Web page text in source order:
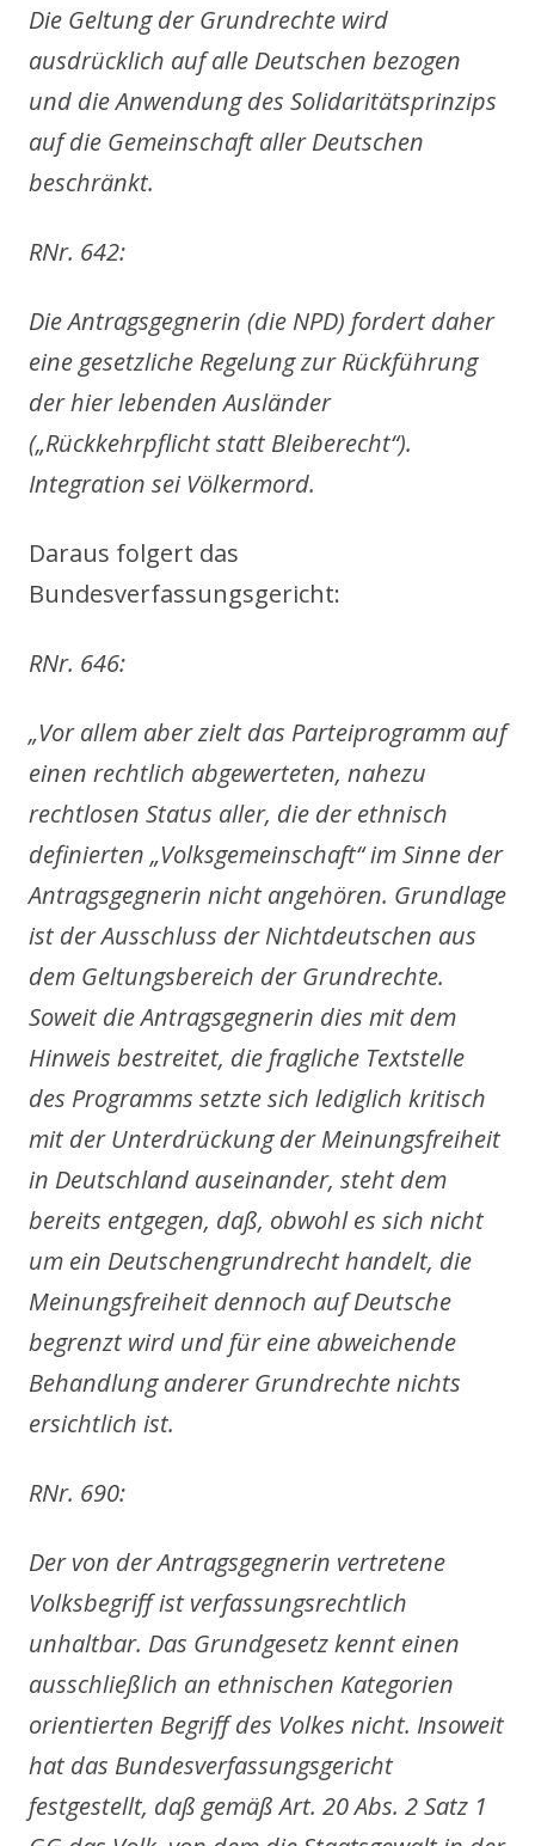
Die Geltung der Grundrechte wird
ausdrücklich auf alle Deutschen bezogen
und die Anwendung des Solidaritätsprinzips
auf die Gemeinschaft aller Deutschen
beschränkt.
RNr. 642:
Die Antragsgegnerin (die NPD) fordert daher
eine gesetzliche Regelung zur Rückführung
der hier lebenden Ausländer
(„Rückkehrpflicht statt Bleiberecht“).
Integration sei Völkermord.
Daraus folgert das
Bundesverfassungsgericht:
RNr. 646:
„Vor allem aber zielt das Parteiprogramm auf
einen rechtlich abgewerteten, nahezu
rechtlosen Status aller, die der ethnisch
definierten „Volksgemeinschaft“ im Sinne der
Antragsgegnerin nicht angehören. Grundlage
ist der Ausschluss der Nichtdeutschen aus
dem Geltungsbereich der Grundrechte.
Soweit die Antragsgegnerin dies mit dem
Hinweis bestreitet, die fragliche Textstelle
des Programms setzte sich lediglich kritisch
mit der Unterdrückung der Meinungsfreiheit
in Deutschland auseinander, steht dem
bereits entgegen, daß, obwohl es sich nicht
um ein Deutschengrundrecht handelt, die
Meinungsfreiheit dennoch auf Deutsche
begrenzt wird und für eine abweichende
Behandlung anderer Grundrechte nichts
ersichtlich ist.
RNr. 690:
Der von der Antragsgegnerin vertretene
Volksbegriff ist verfassungsrechtlich
unhaltbar. Das Grundgesetz kennt einen
ausschließlich an ethnischen Kategorien
orientierten Begriff des Volkes nicht. Insoweit
hat das Bundesverfassungsgericht
festgestellt, daß gemäß Art. 20 Abs. 2 Satz 1